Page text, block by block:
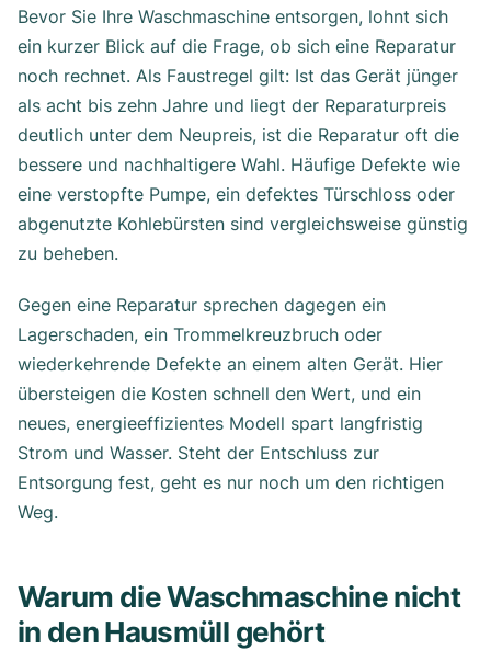
Bevor Sie Ihre Waschmaschine entsorgen, lohnt sich
ein kurzer Blick auf die Frage, ob sich eine Reparatur
noch rechnet. Als Faustregel gilt: Ist das Gerät jünger
als acht bis zehn Jahre und liegt der Reparaturpreis
deutlich unter dem Neupreis, ist die Reparatur oft die
bessere und nachhaltigere Wahl. Häufige Defekte wie
eine verstopfte Pumpe, ein defektes Türschloss oder
abgenutzte Kohlebürsten sind vergleichsweise günstig
zu beheben.
Gegen eine Reparatur sprechen dagegen ein
Lagerschaden, ein Trommelkreuzbruch oder
wiederkehrende Defekte an einem alten Gerät. Hier
übersteigen die Kosten schnell den Wert, und ein
neues, energieeffizientes Modell spart langfristig
Strom und Wasser. Steht der Entschluss zur
Entsorgung fest, geht es nur noch um den richtigen
Weg.
Warum die Waschmaschine nicht
in den Hausmüll gehört